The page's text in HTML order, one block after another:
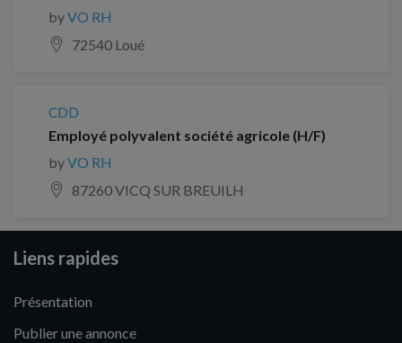
byVO RH
72540 Loué
CDD
Employé polyvalent société agricole (H/F)
byVO RH
87260 VICQ SUR BREUILH
Liens rapides
Présentation
Publier une annonce